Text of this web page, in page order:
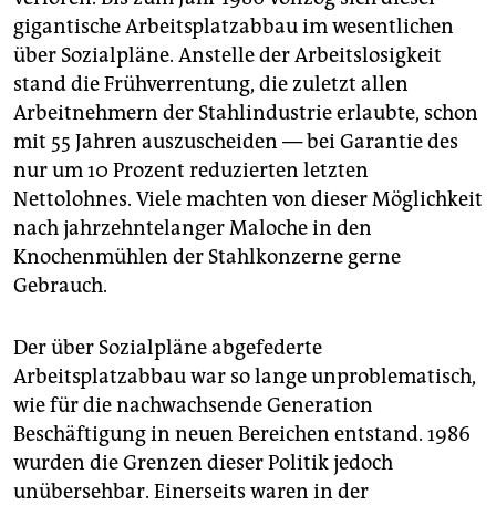
gigantische Arbeitsplatzabbau im wesentlichen
über Sozialpläne. Anstelle der Arbeitslosigkeit
stand die Frühverrentung, die zuletzt allen
Arbeitnehmern der Stahlindustrie erlaubte, schon
mit 55 Jahren auszuscheiden — bei Garantie des
nur um 10 Prozent reduzierten letzten
Nettolohnes. Viele machten von dieser Möglichkeit
nach jahrzehntelanger Maloche in den
Knochenmühlen der Stahlkonzerne gerne
Gebrauch.
Der über Sozialpläne abgefederte
Arbeitsplatzabbau war so lange unproblematisch,
wie für die nachwachsende Generation
Beschäftigung in neuen Bereichen entstand. 1986
wurden die Grenzen dieser Politik jedoch
unübersehbar. Einerseits waren in der